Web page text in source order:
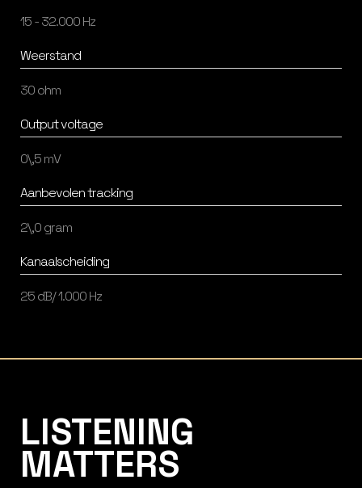
15 - 32.000 Hz
Weerstand
30 ohm
Output voltage
0\,5 mV
Aanbevolen tracking
2\,0 gram
Kanaalscheiding
25 dB/ 1.000 Hz
LISTENING
MATTERS